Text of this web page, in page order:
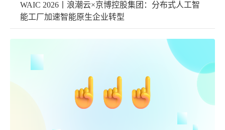
WAIC 2026丨浪潮云×京博控股集团：分布式人工智
能工厂加速智能原生企业转型